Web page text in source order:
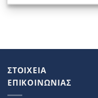
ΣΤΟΙΧΕΙΑ
ΕΠΙΚΟΙΝΩΝΙΑΣ